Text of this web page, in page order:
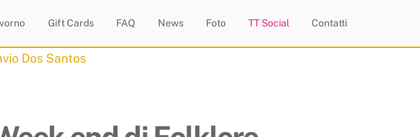
Gift Cards FAQ News Foto TT Social Contatti